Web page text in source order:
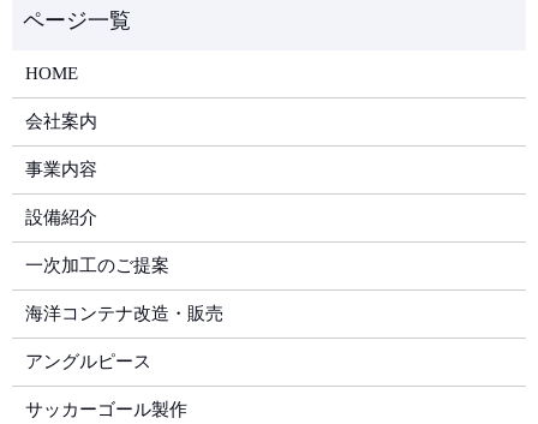
HOME
会社案内
事業内容
設備紹介
一次加工のご提案
海洋コンテナ改造・販売
アングルピース
サッカーゴール製作